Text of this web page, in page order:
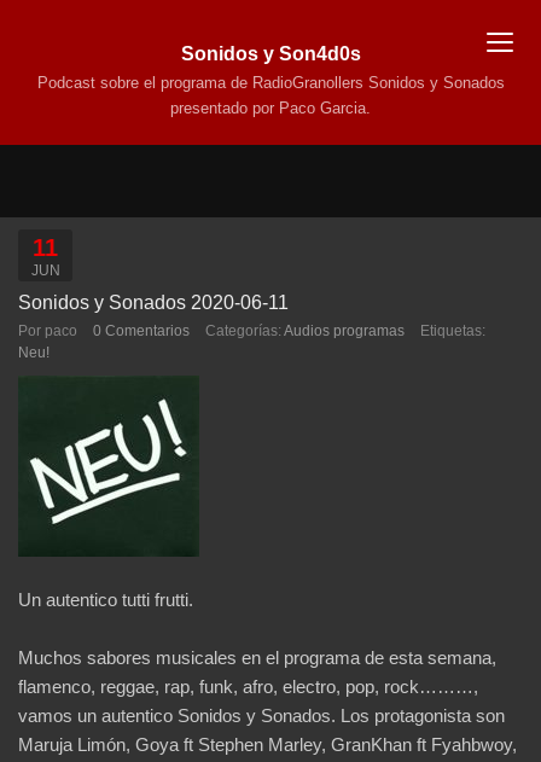
Sonidos y Son4d0s
Podcast sobre el programa de RadioGranollers Sonidos y Sonados
presentado por Paco Garcia.
11
JUN
Sonidos y Sonados 2020-06-11
Por paco 0 Comentarios Categorías: Audios programas
Etiquetas:
Neu!
Un autentico tutti frutti.
Muchos sabores musicales en el programa de esta semana,
flamenco, reggae, rap, funk, afro, electro, pop, rock………,
vamos un autentico Sonidos y Sonados. Los protagonista son
Maruja Limón, Goya ft Stephen Marley, GranKhan ft Fyahbwoy,